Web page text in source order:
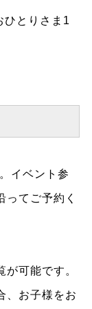
ひとりさま1
イベント参
ってご予約く
可能です。
、お子様をお